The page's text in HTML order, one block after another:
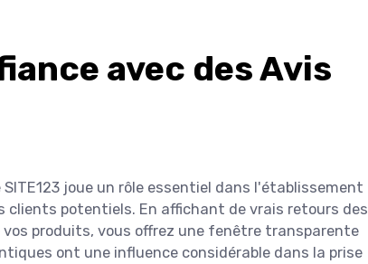
avec des Avis
joue un rôle essentiel dans l'établissement
clients potentiels. En affichant de vrais retours des
produits, vous offrez une fenêtre transparente
ont une influence considérable dans la prise